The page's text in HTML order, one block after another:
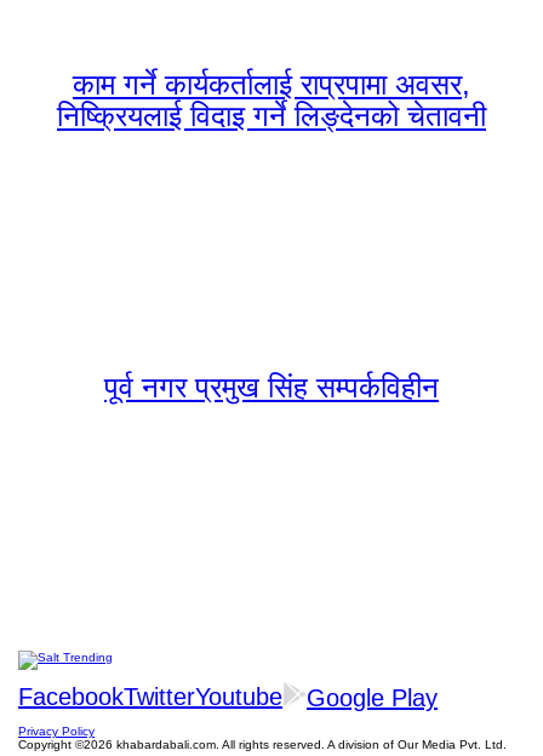
काम गर्ने कार्यकर्तालाई राप्रपामा अवसर,
निष्क्रियलाई विदाइ गर्ने लिङ्देनको चेतावनी
पूर्व नगर प्रमुख सिंह सम्पर्कविहीन
FacebookTwitterYoutube Google Play
Privacy Policy
Copyright ©2026 khabardabali.com. All rights reserved. A division of Our Media Pvt. Ltd.